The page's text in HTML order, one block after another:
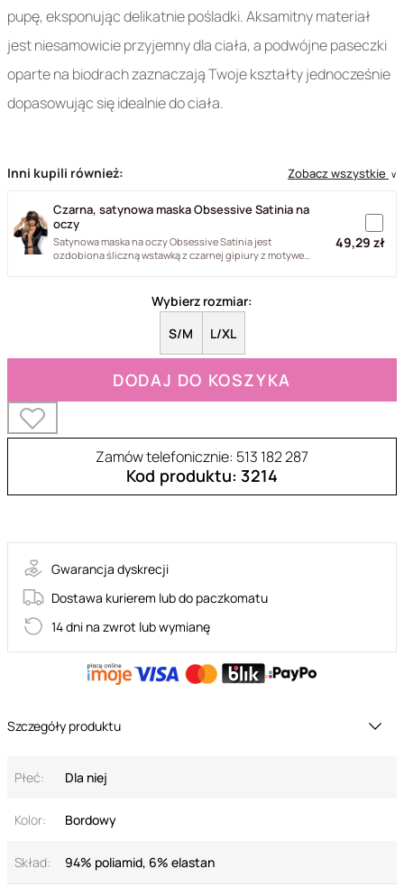
pupę, eksponując delikatnie pośladki. Aksamitny materiał
jest niesamowicie przyjemny dla ciała, a podwójne paseczki
oparte na biodrach zaznaczają Twoje kształty jednocześnie
dopasowując się idealnie do ciała.
Inni kupili również: Zobacz wszystkie ∨
Czarna, satynowa maska Obsessive Satinia na
oczy
Satynowa maska na oczy Obsessive Satinia jest
ozdobiona śliczną wstawką z czarnej gipiury z motywem
49,29 zł
Wybierz rozmiar:
S/M
L/XL
DODAJ DO KOSZYKA
Zamów telefonicznie: 513 182 287
Kod produktu: 3214
Gwarancja dyskrecji
Dostawa kurierem lub do paczkomatu
14 dni na zwrot lub wymianę
Szczegóły produktu
Płeć: Dla niej
Kolor: Bordowy
Skład: 94% poliamid, 6% elastan